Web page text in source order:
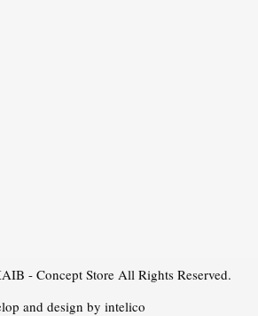
- Concept Store All Rights Reserved.
and design by intelico